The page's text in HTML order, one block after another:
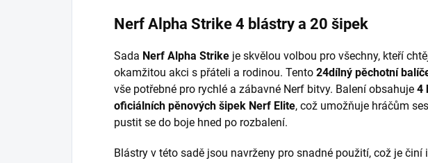
Nerf Alpha Strike 4 blástry a 20 šipek
Sada Nerf Alpha Strike je skvělou volbou pro všechny, kteří
okamžitou akci s přáteli a rodinou. Tento 24dílný pěchotní
vše potřebné pro rychlé a zábavné Nerf bitvy. Balení obsahuje 4
oficiálních pěnových šipek Nerf Elite, což umožňuje hráčům
pustit se do boje hned po rozbalení.
Blástry v této sadě jsou navrženy pro snadné použití, což je činí